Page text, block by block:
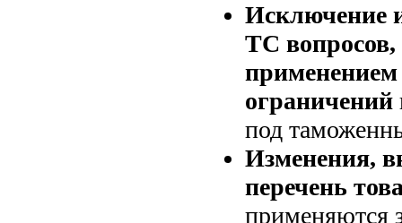
Исключение
ТС вопросов,
применением
ограничений
под
Изменения,
перечень
применяются